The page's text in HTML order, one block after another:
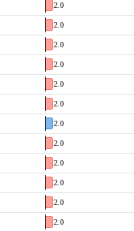
2.0
2.0
2.0
2.0
2.0
2.0
2.0
2.0
2.0
2.0
2.0
2.0